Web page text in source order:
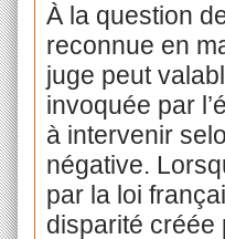
À la question
reconnue en
juge peut
invoquée par
à intervenir
négative.
par la loi
disparité créée